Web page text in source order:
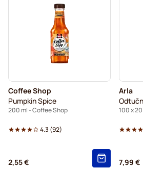
Coffee Shop
Pumpkin Spice
200 ml - Coffee Shop
4.3 (92)
2,55 €
Arla
100 x
7,99 €